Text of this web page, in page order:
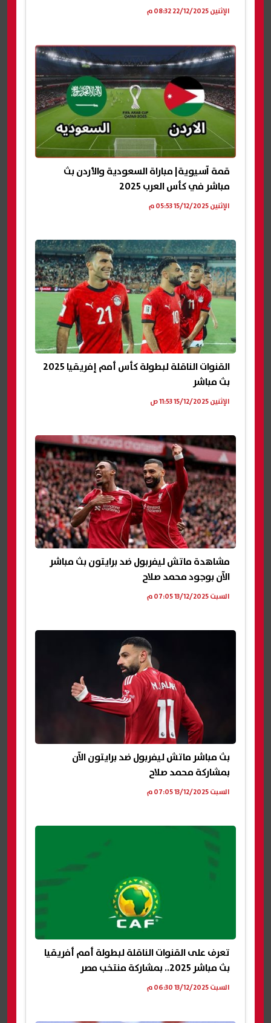
الإثنين 22/12/2025 08:32 م
قمة آسيوية| مباراة السعودية والأردن بث
مباشر في كأس العرب 2025
الإثنين 15/12/2025 05:53 م
القنوات الناقلة لبطولة كأس أمم إفريقيا 2025
بث مباشر
الإثنين 15/12/2025 11:53 ص
مشاهدة ماتش ليفربول ضد برايتون بث مباشر
الآن بوجود محمد صلاح
السبت 13/12/2025 07:05 م
بث مباشر ماتش ليفربول ضد برايتون الآن
بمشاركة محمد صلاح
السبت 13/12/2025 07:05 م
تعرف على القنوات الناقلة لبطولة أمم أفريقيا
بث مباشر 2025.. بمشاركة منتخب مصر
السبت 13/12/2025 06:30 م